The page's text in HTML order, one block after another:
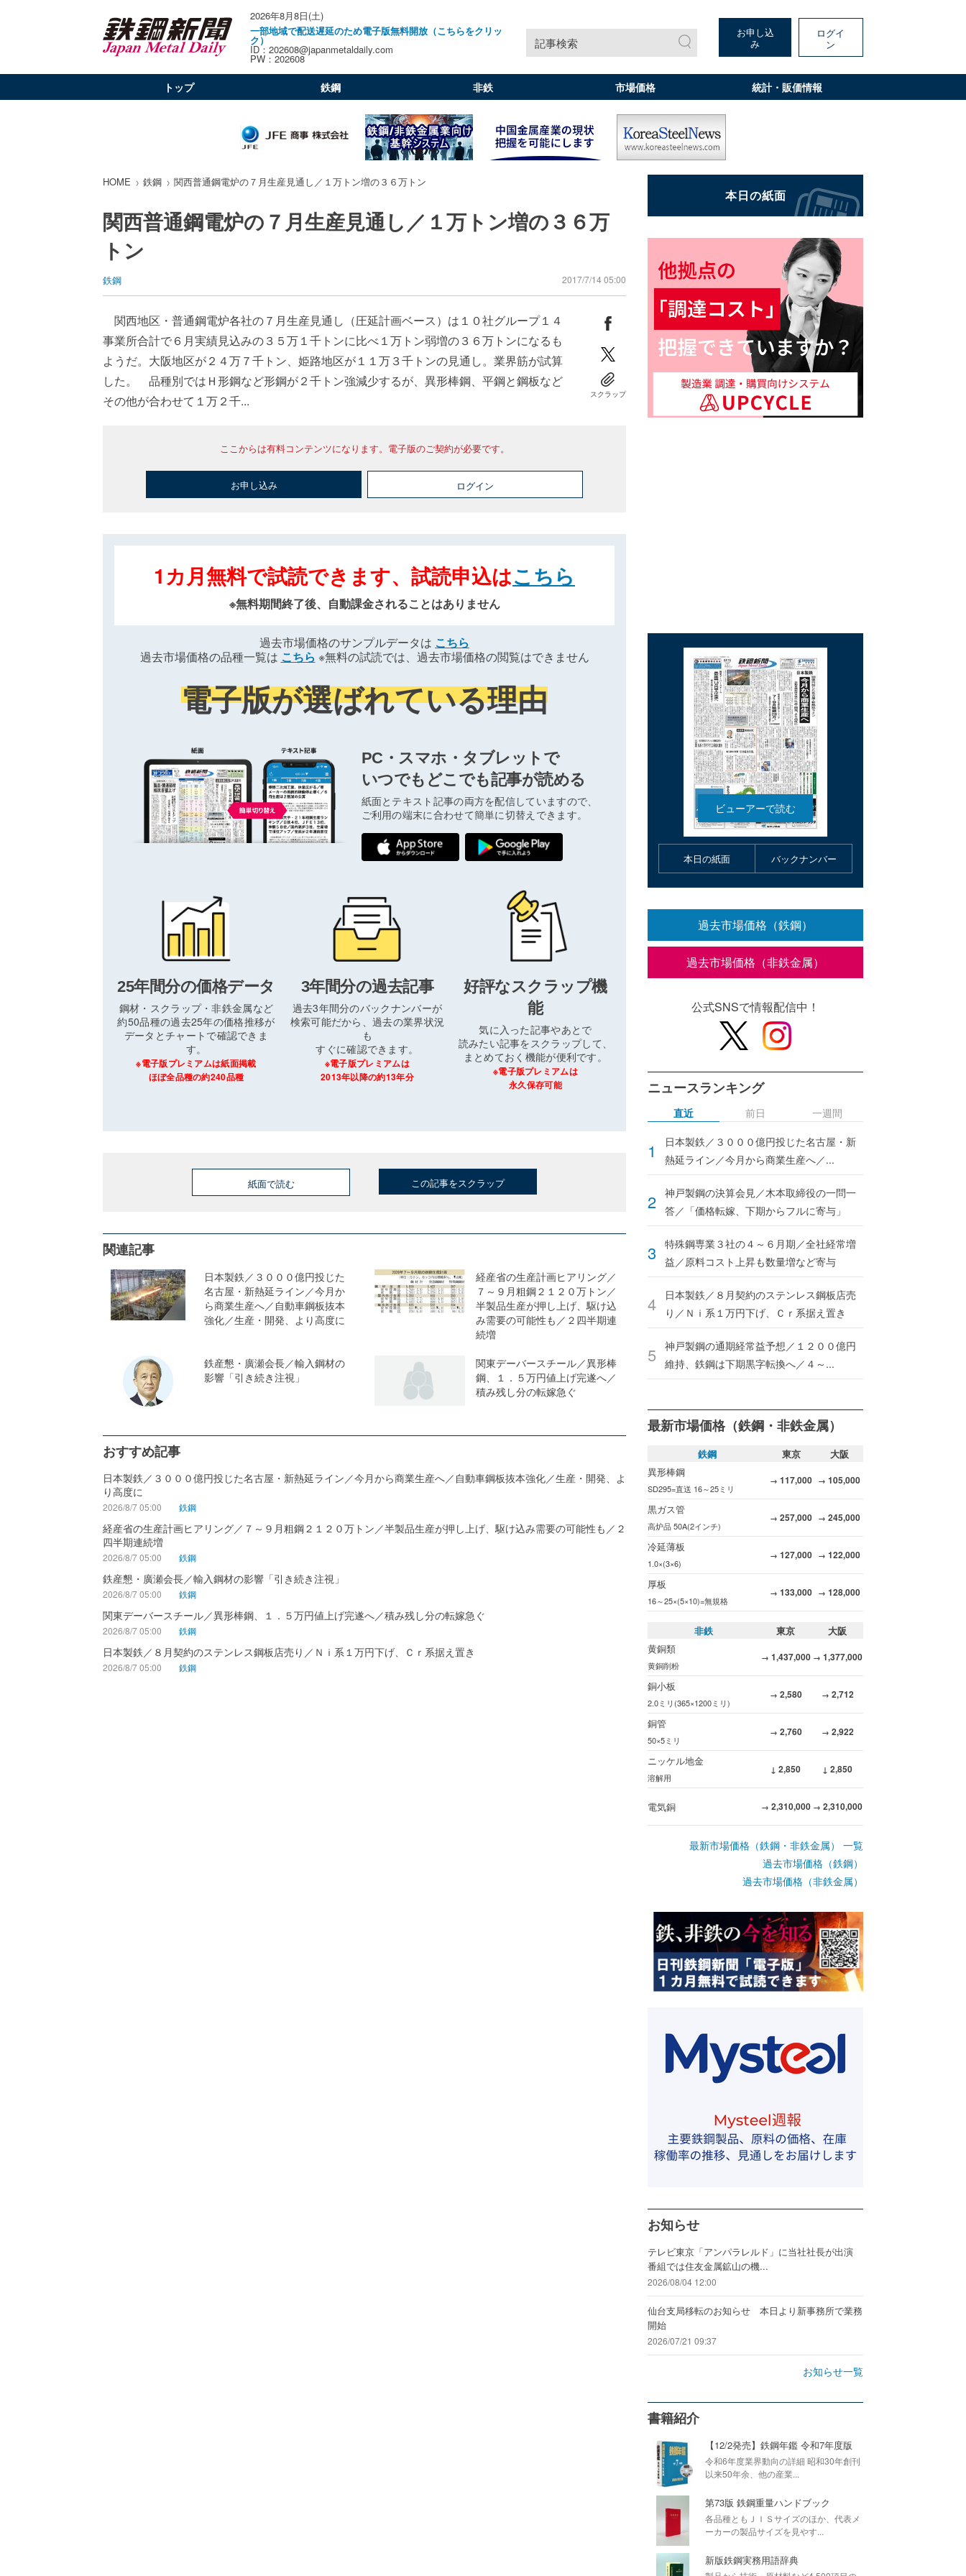
2026年8月8日(土)
一部地域で配送遅延のため電子版無料開放（こちらをクリッ
ク）
ID：202608@japanmetaldaily.com
PW：202608
記事検索
お申し込
み
ログイ
ン
トップ 鉄鋼 非鉄 市場価格 統計・販価情報
HOME 鉄鋼 関西普通鋼電炉の７月生産見通し／１万トン増の３６万トン
関西普通鋼電炉の７月生産見通し／１万トン増の３６万
トン
鉄鋼 2017/7/14 05:00
関西地区・普通鋼電炉各社の７月生産見通し（圧延計画ベース）は１０社グループ１４
事業所合計で６月実績見込みの３５万１千トンに比べ１万トン弱増の３６万トンになるも
ようだ。大阪地区が２４万７千トン、姫路地区が１１万３千トンの見通し。業界筋が試算
した。 品種別ではＨ形鋼など形鋼が２千トン強減少するが、異形棒鋼、平鋼と鋼板など
その他が合わせて１万２千...
スクラップ
ここからは有料コンテンツになります。電子版のご契約が必要です。
お申し込み ログイン
1カ月無料で試読できます、試読申込はこちら
※無料期間終了後、自動課金されることはありません
過去市場価格のサンプルデータは こちら
過去市場価格の品種一覧は こちら ※無料の試読では、過去市場価格の閲覧はできません
電子版が選ばれている理由
PC・スマホ・タブレットで
いつでもどこでも記事が読める
紙面とテキスト記事の両方を配信していますので、
ご利用の端末に合わせて簡単に切替えできます。
25年間分の価格データ
鋼材・スクラップ・非鉄金属など
約50品種の過去25年の価格推移が
データとチャートで確認できま
す。
※電子版プレミアムは紙面掲載
ほぼ全品種の約240品種
3年間分の過去記事
過去3年間分のバックナンバーが
検索可能だから、過去の業界状況
も
すぐに確認できます。
※電子版プレミアムは
2013年以降の約13年分
好評なスクラップ機
能
気に入った記事やあとで
読みたい記事をスクラップして、
まとめておく機能が便利です。
※電子版プレミアムは
永久保存可能
紙面で読む この記事をスクラップ
関連記事
日本製鉄／３０００億円投じた
名古屋・新熱延ライン／今月か
ら商業生産へ／自動車鋼板抜本
強化／生産・開発、より高度に
経産省の生産計画ヒアリング／
７～９月粗鋼２１２０万トン／
半製品生産が押し上げ、駆け込
み需要の可能性も／２四半期連
続増
鉄産懇・廣瀬会長／輸入鋼材の
影響「引き続き注視」
関東デーバースチール／異形棒
鋼、１．５万円値上げ完遂へ／
積み残し分の転嫁急ぐ
おすすめ記事
日本製鉄／３０００億円投じた名古屋・新熱延ライン／今月から商業生産へ／自動車鋼板抜本強化／生産・開発、よ
り高度に
2026/8/7 05:00 鉄鋼
経産省の生産計画ヒアリング／７～９月粗鋼２１２０万トン／半製品生産が押し上げ、駆け込み需要の可能性も／２
四半期連続増
2026/8/7 05:00 鉄鋼
鉄産懇・廣瀬会長／輸入鋼材の影響「引き続き注視」
2026/8/7 05:00 鉄鋼
関東デーバースチール／異形棒鋼、１．５万円値上げ完遂へ／積み残し分の転嫁急ぐ
2026/8/7 05:00 鉄鋼
日本製鉄／８月契約のステンレス鋼板店売り／Ｎｉ系１万円下げ、Ｃｒ系据え置き
2026/8/7 05:00 鉄鋼
本日の紙面 バックナンバー
過去市場価格（鉄鋼）
過去市場価格（非鉄金属）
公式SNSで情報配信中！
ニュースランキング
直近
日本製鉄／３０００億円投じた名古屋・新
熱延ライン／今月から商業生産へ／...
神戸製鋼の決算会見／木本取締役の一問一
答／「価格転嫁、下期からフルに寄与」
特殊鋼専業３社の４～６月期／全社経常増
益／原料コスト上昇も数量増など寄与
日本製鉄／８月契約のステンレス鋼板店売
り／Ｎｉ系１万円下げ、Ｃｒ系据え置き
神戸製鋼の通期経常益予想／１２００億円
維持、鉄鋼は下期黒字転換へ／４～...
前日 一週間
最新市場価格（鉄鋼・非鉄金属）
鉄鋼 東京
大阪
異形棒鋼
SD295=直送 16～25ミリ
→ 117,000 → 105,000
黒ガス管
高炉品 50A(2インチ)
→ 257,000 → 245,000
冷延薄板
1.0×(3×6)
→ 127,000 → 122,000
厚板
16～25×(5×10)=無規格
→ 133,000 → 128,000
非鉄 東京
大阪
黄銅類
黄銅削粉
→ 1,437,000 → 1,377,000
銅小板
2.0ミリ(365×1200ミリ)
→ 2,580 → 2,712
銅管
50×5ミリ
→ 2,760 → 2,922
ニッケル地金
溶解用
↓ 2,850 ↓ 2,850
電気銅 → 2,310,000 → 2,310,000
最新市場価格（鉄鋼・非鉄金属） 一覧
過去市場価格（鉄鋼）
過去市場価格（非鉄金属）
お知らせ
テレビ東京「アンパラレルド」に当社社長が出演
番組では住友金属鉱山の機...
2026/08/04 12:00
仙台支局移転のお知らせ 本日より新事務所で業務
開始
2026/07/21 09:37
お知らせ一覧
書籍紹介
【12/2発売】鉄鋼年鑑 令和7年度版
令和6年度業界動向の詳細 昭和30年創刊
以来50年余、他の産業...
第73版 鉄鋼重量ハンドブック
各品種ともＪＩＳサイズのほか、代表メ
ーカーの製品サイズを見やす...
新版鉄鋼実務用語辞典